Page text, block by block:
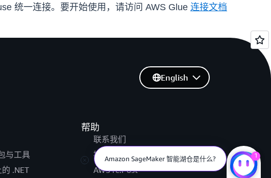
统一连接。要开始使用，请访问 AWS Glue 连接文档
与工具
.NET
帮助
联系我们
提交支持工单
AWS re:Post
English
Amazon SageMaker 智能湖仓是什么? 1